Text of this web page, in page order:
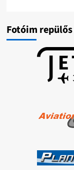
Fotóim